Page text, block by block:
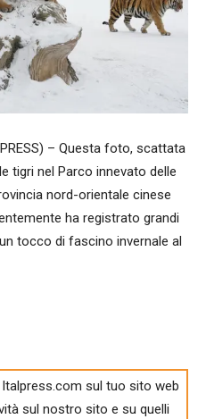
– Questa foto, scattata
tigri nel Parco innevato delle
nord-orientale cinese
ha registrato grandi
tocco di fascino invernale al
sul tuo sito web
sul nostro sito e su quelli